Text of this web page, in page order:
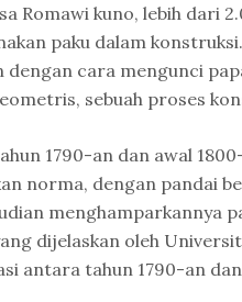
Romawi kuno, lebih dari
paku dalam
dengan cara mengunci
sebuah proses
1790-an dan awal
norma, dengan pandai
menghamparkannya
dijelaskan oleh
antara tahun 1790-an